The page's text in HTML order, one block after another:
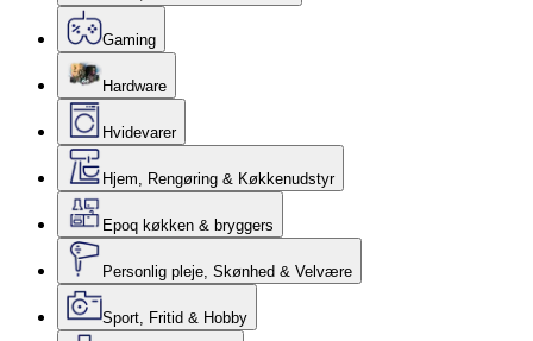
Gaming
Hardware
Hvidevarer
Hjem, Rengøring & Køkkenudstyr
Epoq køkken & bryggers
Personlig pleje, Skønhed & Velvære
Sport, Fritid & Hobby